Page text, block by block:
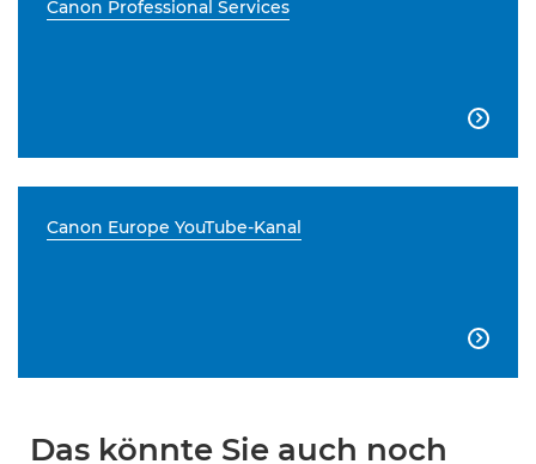
Canon Professional Services

Canon Europe YouTube-Kanal

Das könnte Sie auch noch